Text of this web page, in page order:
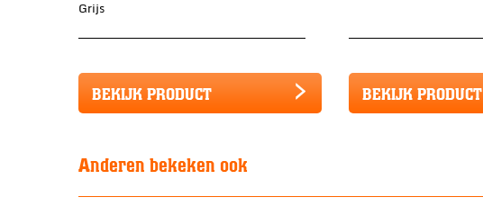
Grijs
BEKIJK PRODUCT BEKIJK PRODUCT
Anderen bekeken ook